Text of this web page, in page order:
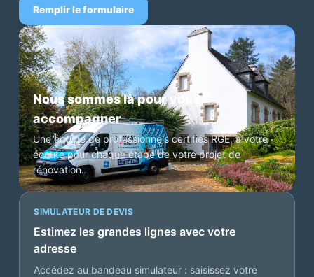
Remplir le formulaire
Nous sommes là pour vous
accompagner
Une équipe de professionnels certifiés RGE, à votre
écoute pour chaque étape de votre projet de
rénovation.
SIMULATEUR DE DEVIS
Estimez les grandes lignes avec votre
adresse
Accédez au bandeau simulateur : saisissez votre